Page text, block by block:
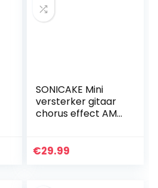
SONICAKE Mini
versterker gitaar
chorus effect AMP
oplaadbare gitaar
€29.99